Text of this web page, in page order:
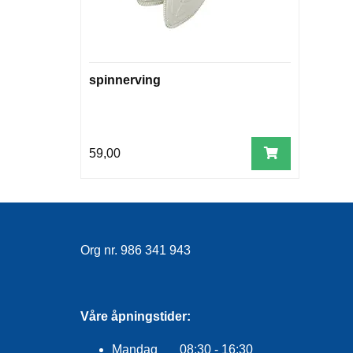
spinnerving
59,00
Org nr. 986 341 943
Våre åpningstider:
Mandag 08:30 - 16:30